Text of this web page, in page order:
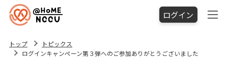
ログイン
トップ
トピックス
ログインキャンペーン第３弾へのご参加ありがとうございました